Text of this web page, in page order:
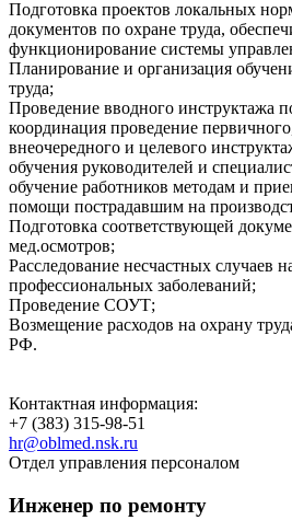
Подготовка проектов локальных
документов по охране труда,
функционирование системы
Планирование и организация
труда;
Проведение вводного инструктажа
координация проведение
внеочередного и целевого
обучения руководителей и
обучение работников методам и
помощи пострадавшим на
Подготовка соответствующей
мед.осмотров;
Расследование несчастных случаев
профессиональных заболеваний;
Проведение СОУТ;
Возмещение расходов на охрану
РФ.
Контактная информация:
+7 (383) 315-98-51
hr@oblmed.nsk.ru
Отдел управления персоналом
Инженер по ремонту